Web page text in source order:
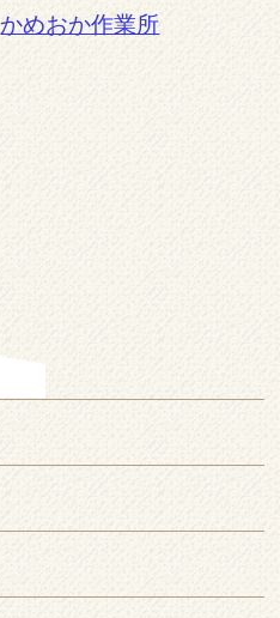
かめおか作業所